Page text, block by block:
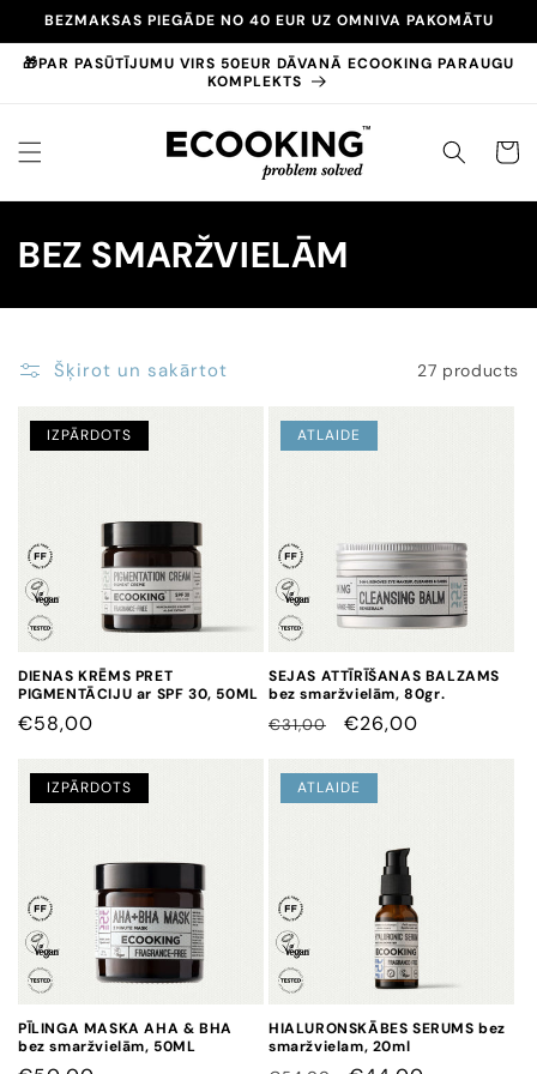
uz
saturu
BEZMAKSAS PIEGĀDE NO 40 EUR UZ OMNIVA PAKOMĀTU
🎁PAR PASŪTĪJUMU VIRS 50EUR DĀVANĀ ECOOKING PARAUGU
KOMPLEKTS
GROZS
K
o
e
k
j
a
:
BEZ SMARŽVIELĀM
Šķirot un sakārtot 27 products
IZPĀRDOTS
DIENAS KRĒMS PRET
PIGMENTĀCIJU ar SPF 30, 50ML
CENA
€58,00
ATLAIDE
SEJAS ATTĪRĪŠANAS BALZAMS
bez smaržvielām, 80gr.
CENA
€31,00
CENA
ATLAIDI
€26,00
IZPĀRDOTS
PĪLINGA MASKA AHA & BHA
bez smaržvielām, 50ML
ATLAIDE
HIALURONSKĀBES SERUMS bez
smaržvielam, 20ml